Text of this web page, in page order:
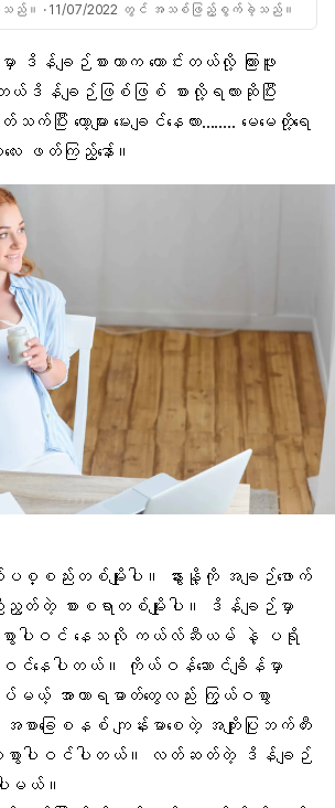
းသည်။ · 11/07/2022 တွင် အသစ်ဖြည့်စွက်ခဲ့သည်။
မှာ ဒိန်ချဉ်စားတာက ကောင်းတယ်လို့ ကြားဖူး
ယ် ဒိန်ချဉ်ဖြစ်ဖြစ် စားလို့ရလားဆိုပြီး
ြီး တော့များ မေးချင်နေလား…….. မေမေတို့ရေ
ေး ဖတ်ကြည့်နော်။
စ္စည်းတစ်မျိုးပါ။ နွားနို့ ကို အချဉ်ဖောက်
နဲ့ညီညွတ်တဲ့ စားစရာတစ်မျိုးပါ။ ဒိန်ချဉ်မှာ
ာပါဝင် နေသလို ကယ်လ်ဆီယမ် နဲ့ ပရို
ဝင်နေပါတယ်။ ကိုယ်ဝန်​ဆောင်ချိန်မှာ
ပ်မယ့် အာဟာရဓာတ်​တွေ လည်း ကြွယ်ဝစွာ
ာခြေစနစ် ကျန်းမာစေတဲ့ အကျိုးပြုဘက်တီး
စွာပါဝင်ပါတယ်။ လတ်ဆတ်တဲ့ ဒိန်ချဉ်
ါမယ်။